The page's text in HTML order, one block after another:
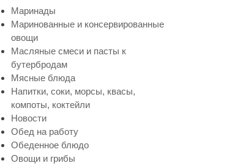
Маринады
Маринованные и консервированные
овощи
Масляные смеси и пасты к
бутербродам
Мясные блюда
Напитки, соки, морсы, квасы,
компоты, коктейли
Новости
Обед на работу
Обеденное блюдо
Овощи и грибы